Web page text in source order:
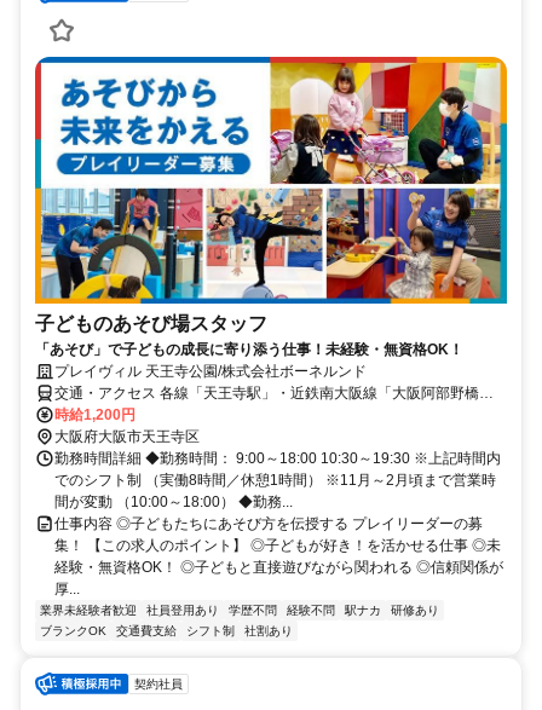
子どものあそび場スタッフ
「あそび」で子どもの成長に寄り添う仕事！未経験・無資格OK！
プレイヴィル 天王寺公園/株式会社ボーネルンド
交通・アクセス 各線「天王寺駅」・近鉄南大阪線「大阪阿部野橋
駅」
時給1,200円
大阪府大阪市天王寺区
勤務時間詳細 ◆勤務時間： 9:00～18:00 10:30～19:30 ※上記時間内
でのシフト制 （実働8時間／休憩1時間） ※11月～2月頃まで営業時
間が変動 （10:00～18:00） ◆勤務...
仕事内容 ◎子どもたちにあそび方を伝授する プレイリーダーの募
集！ 【この求人のポイント】 ◎子どもが好き！を活かせる仕事 ◎未
経験・無資格OK！ ◎子どもと直接遊びながら関われる ◎信頼関係が
厚...
業界未経験者歓迎 社員登用あり 学歴不問 経験不問 駅ナカ
研修あり
ブランクOK
交通費支給 シフト制 社割あり
契約社員